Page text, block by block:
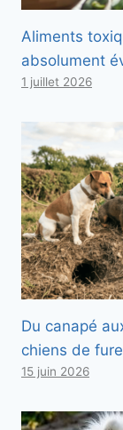
Aliments
absolument
1 juillet 2026
Du canapé
chiens de
15 juin 2026